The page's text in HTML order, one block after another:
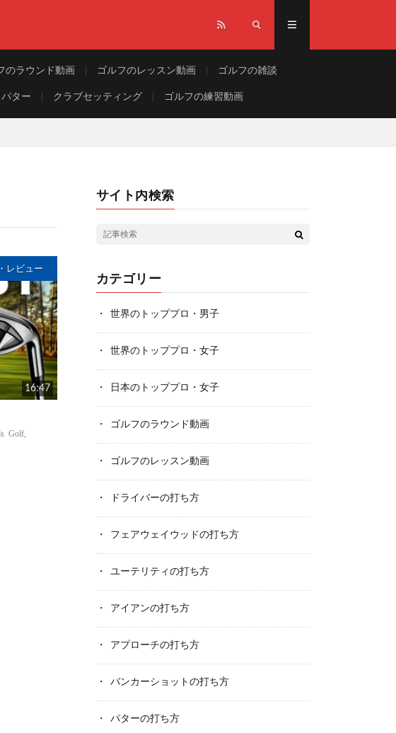
のラウンド動画 ゴルフのレッスン動画 ゴルフの雑談
パター クラブセッティング ゴルフの練習動画
レビュー
16:47
Golf
サイト内検索
カテゴリー
世界のトッププロ・男子
世界のトッププロ・女子
日本のトッププロ・女子
ゴルフのラウンド動画
ゴルフのレッスン動画
ドライバーの打ち方
フェアウェイウッドの打ち方
ユーテリティの打ち方
アイアンの打ち方
アプローチの打ち方
バンカーショットの打ち方
パターの打ち方